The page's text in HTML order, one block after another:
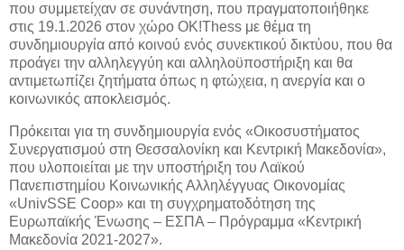
που συμμετείχαν σε συνάντηση, που πραγματοποιήθηκε
στις 19.1.2026 στον χώρο OK!Thess με θέμα τη
συνδημιουργία από κοινού ενός συνεκτικού δικτύου, που θα
προάγει την αλληλεγγύη και αλληλοϋποστήριξη και θα
αντιμετωπίζει ζητήματα όπως η φτώχεια, η ανεργία και ο
κοινωνικός αποκλεισμός.
Πρόκειται για τη συνδημιουργία ενός «Οικοσυστήματος
Συνεργατισμού στη Θεσσαλονίκη και Κεντρική Μακεδονία»,
που υλοποιείται με την υποστήριξη του Λαϊκού
Πανεπιστημίου Κοινωνικής Αλληλέγγυας Οικονομίας
«UnivSSE Coop» και τη συγχρηματοδότηση της
Ευρωπαϊκής Ένωσης – ΕΣΠΑ – Πρόγραμμα «Κεντρική
Μακεδονία 2021-2027».